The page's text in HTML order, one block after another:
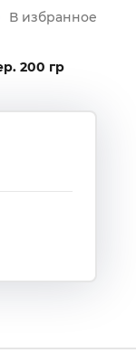
В избранное
200 гр